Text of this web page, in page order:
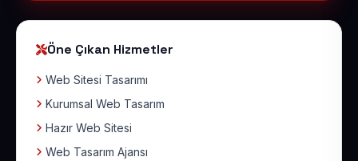
Öne Çıkan Hizmetler
Web Sitesi Tasarımı
Kurumsal Web Tasarım
Hazır Web Sitesi
Web Tasarım Ajansı